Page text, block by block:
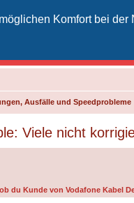
Komfort bei
Ausfälle und Speedprobleme
Viele nicht
du Kunde von Vodafone Kabel